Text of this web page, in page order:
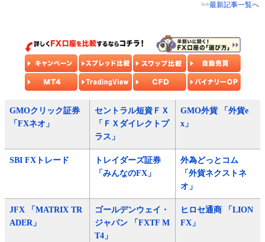
>>最新記事一覧へ
GMOクリック証券
「FXネオ」
セントラル短資ＦＸ
「ＦＸダイレクトプ
ラス」
GMO外貨 「外貨e
x」
SBI FXトレード
トレイダーズ証券
「みんなのFX」
外為どっとコム
「外貨ネクストネ
オ」
JFX 「MATRIX TR
ADER」
ゴールデンウェイ・
ジャパン 「FXTF M
T4」
ヒロセ通商 「LION
FX」